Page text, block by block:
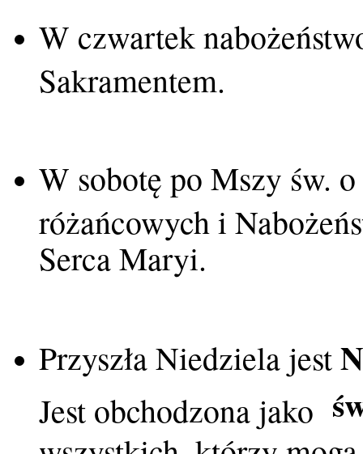
W czwartek
Sakramentem.
W sobotę po Mszy św.
różańcowych i
Serca Maryi.
Przyszła Niedziela jest
Jest obchodzona jako
wszystkich, którzy mogą